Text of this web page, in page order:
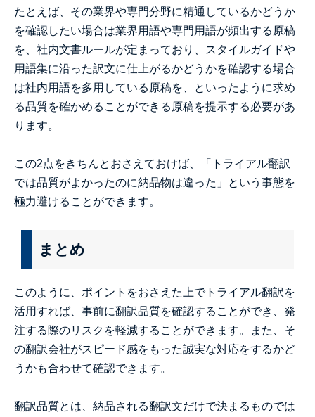
たとえば、その業界や専門分野に精通しているかどうか
を確認したい場合は業界用語や専門用語が頻出する原稿
を、社内文書ルールが定まっており、スタイルガイドや
用語集に沿った訳文に仕上がるかどうかを確認する場合
は社内用語を多用している原稿を、といったように求め
る品質を確かめることができる原稿を提示する必要があ
ります。
この2点をきちんとおさえておけば、「トライアル翻訳
では品質がよかったのに納品物は違った」という事態を
極力避けることができます。
まとめ
このように、ポイントをおさえた上でトライアル翻訳を
活用すれば、事前に翻訳品質を確認することができ、発
注する際のリスクを軽減することができます。また、そ
の翻訳会社がスピード感をもった誠実な対応をするかど
うかも合わせて確認できます。
翻訳品質とは、納品される翻訳文だけで決まるものでは